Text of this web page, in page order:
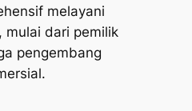
melayani
mulai dari pemilik
pengembang